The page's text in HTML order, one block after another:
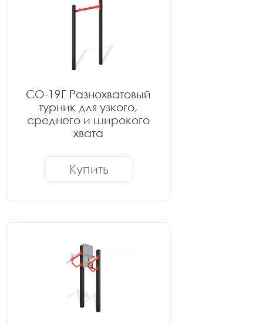
СО-19Г Разнохватовый
турник для узкого,
среднего и широкого
хвата
Купить